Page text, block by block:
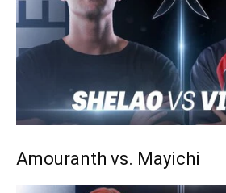
Amouranth vs. Mayichi